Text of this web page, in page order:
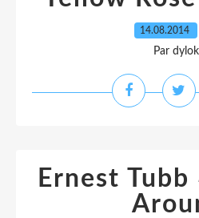
14.08.2014
Par
Ernest